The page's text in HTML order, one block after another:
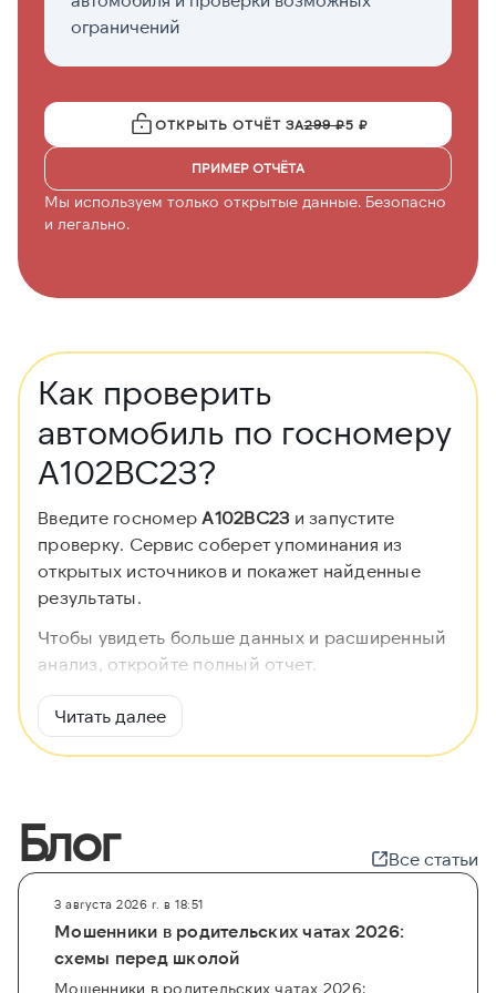
ограничений
ОТКРЫТЬ ОТЧЁТ ЗА299 ₽5 ₽
ПРИМЕР ОТЧЁТА
Мы используем только открытые данные. Безопасно
и легально.
Как проверить
автомобиль по госномеру
А102ВС23?
Введите госномерА102ВС23 и запустите
проверку. Сервис соберет упоминания из
открытых источников и покажет найденные
результаты.
Чтобы увидеть больше данных и расширенный
анализ, откройте полный отчет.
Читать далее
Блог Все статьи
3 августа 2026 г. в 18:51
Мошенники в родительских чатах 2026:
схемы перед школой
Мошенники в родительских чатах 2026: